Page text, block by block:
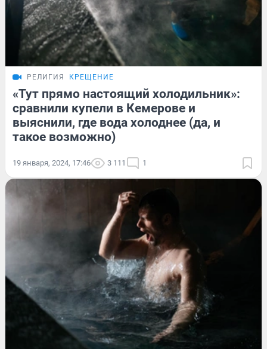
РЕЛИГИЯ КРЕЩЕНИЕ
«Тут прямо настоящий холодильник»:
сравнили купели в Кемерове и
выяснили, где вода холоднее (да, и
такое возможно)
19 января, 2024, 17:46 3 111 1